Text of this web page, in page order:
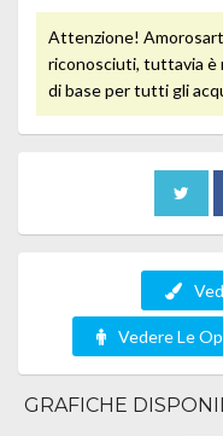
Attenzione!
riconosciuti, tuttavia è
di base per tutti gli
Vedere Le
GRAFICHE